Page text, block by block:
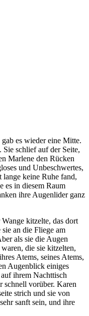
es wieder eine Mitte.
schlief auf der Seite,
Marlene den Rücken
und Unbeschwertes,
lange keine Ruhe fand,
es in diesem Raum
ihre Augenlider ganz
kitzelte, das dort
an die Fliege am
als sie die Augen
die sie kitzelten,
Atems, seines Atems,
Augenblick einiges
ihrem Nachttisch
schnell vorüber. Karen
strich und sie von
sanft sein, und ihre